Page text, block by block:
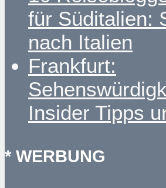
für Süditalien:
nach Italien
Frankfurt:
Insider Tipps
* WERBUNG